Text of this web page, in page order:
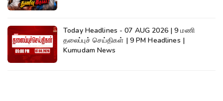
Today Headlines - 07 AUG 2026 | 9 மணி
தலைப்புச் செய்திகள் | 9 PM Headlines |
Kumudam News